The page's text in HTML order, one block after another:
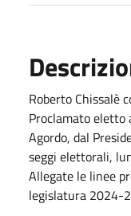
Roberto Chissalè
Proclamato eletto
Agordo, dal
seggi elettorali,
Allegate le linee
legislatura 2024-